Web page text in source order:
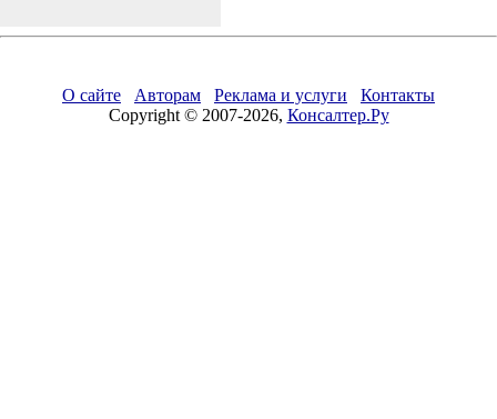
О сайте Авторам Реклама и услуги
Контакты
Copyright © 2007-2026, Консалтер.Ру